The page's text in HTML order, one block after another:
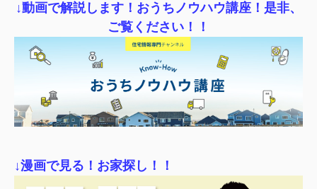
↓動画で解説します！おうちノウハウ講座！是非、
ご覧ください！！
↓漫画で見る！お家探し！！